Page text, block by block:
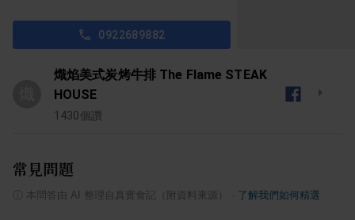
0922689882
熾焰美式炭烤牛排 The Flame STEAK
HOUSE
1430個讚
常見問題
本問答由 AI 整理自真實食記（附資料來源） 了解我們如何精選